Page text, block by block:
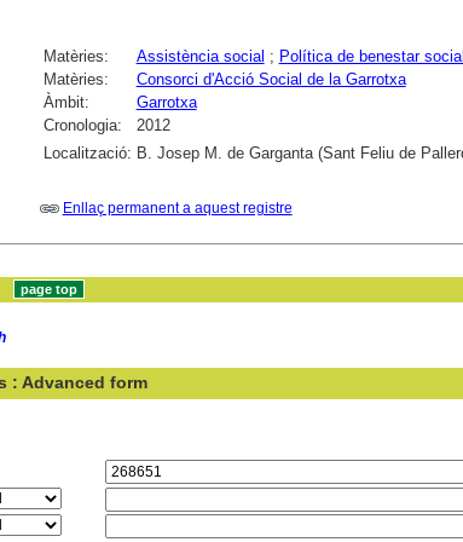
Matèries: Assistència social ; Política de benestar social
Matèries:
Consorci d'Acció Social de la Garrotxa
Àmbit:
Garrotxa
Cronologia:
2012
Localització: B. Josep M. de Garganta (Sant Feliu de
Enllaç permanent a aquest registre
: Advanced form